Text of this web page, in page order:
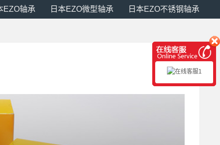
EZO轴承 日本EZO微型轴承 日本EZO不锈钢轴承